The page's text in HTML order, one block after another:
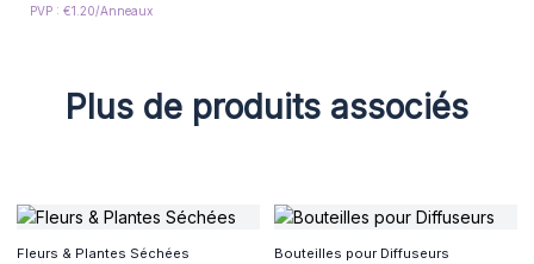
PVP : €1.20/Anneaux
Plus de produits associés
Fleurs & Plantes Séchées Bouteilles pour Diffuseurs